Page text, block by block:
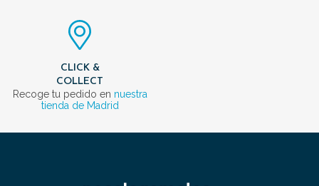
CLICK &
COLLECT
Recoge tu pedido en nuestra
tienda de Madrid